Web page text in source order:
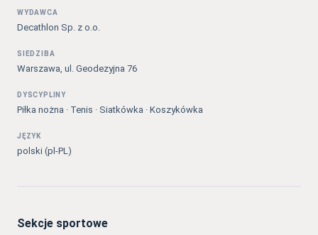
WYDAWCA
Decathlon Sp. z o.o.
SIEDZIBA
Warszawa, ul. Geodezyjna 76
DYSCYPLINY
Piłka nożna · Tenis · Siatkówka · Koszykówka
JĘZYK
polski (pl-PL)
Sekcje sportowe